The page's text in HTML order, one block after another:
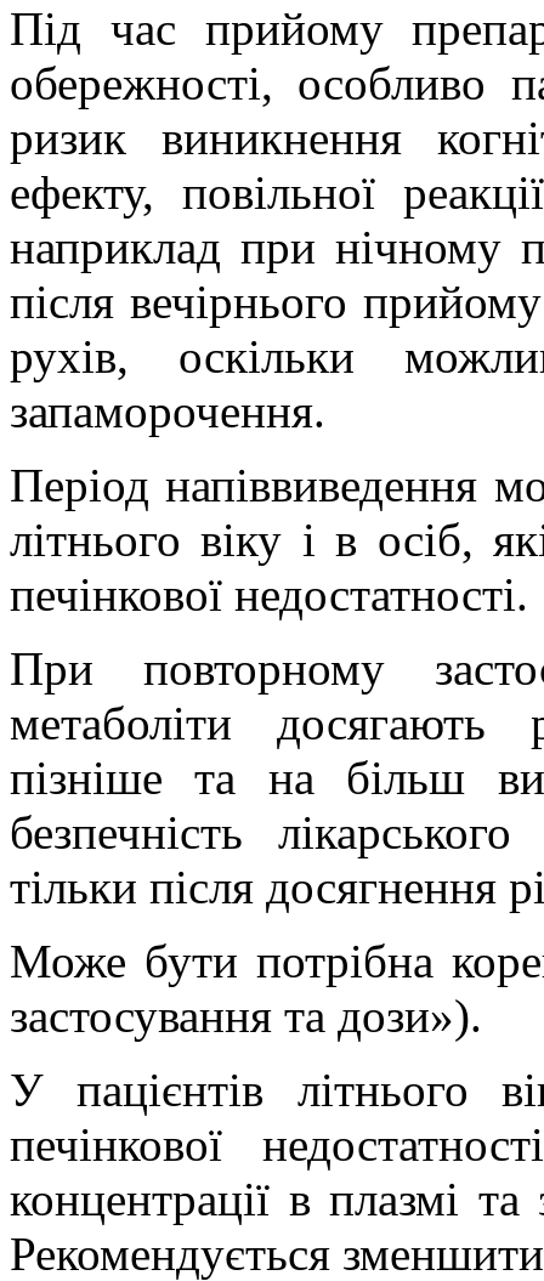
Під час прийому
обережності, особливо
ризик виникнення
ефекту, повільної
наприклад при нічному
після вечірнього
рухів, оскільки
запаморочення.
Період напіввиведення
літнього віку і в осіб,
печінкової недостатності.
При повторному
метаболіти досягають
пізніше та на більш
безпечність
тільки після досягнення
Може бути потрібна
застосування та дози»).
У пацієнтів літнього
печінкової
концентрації в плазмі
Рекомендується зменшити